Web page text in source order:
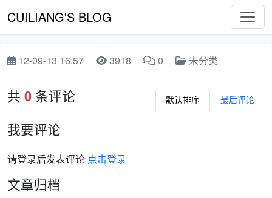
CUILIANG'S BLOG
12-09-13 16:57 3918 0 未分类
共 0 条评论 默认排序 最后评论
我要评论
请登录后发表评论 点击登录
文章归档